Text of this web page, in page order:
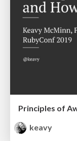
keavy